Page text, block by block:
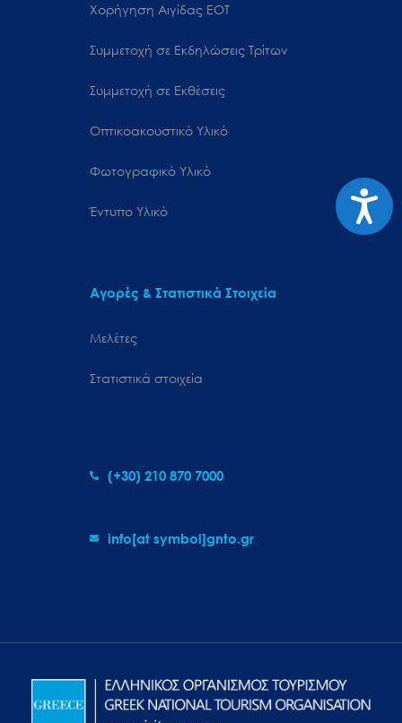
Χορήγηση Αιγίδας ΕΟΤ
Συμμετοχή σε Εκδηλώσεις Τρίτων
Συμμετοχή σε Εκθέσεις
Οπτικοακουστικό Υλικό
Φωτογραφικό Υλικό
Έντυπο Υλικό
Αγορές & Στατιστικά Στοιχεία
Μελέτες
Στατιστικά στοιχεία
(+30) 210 870 7000
info[at symbol]gnto.gr